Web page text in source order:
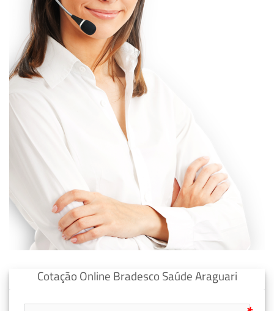
Cotação Online Bradesco Saúde Araguari